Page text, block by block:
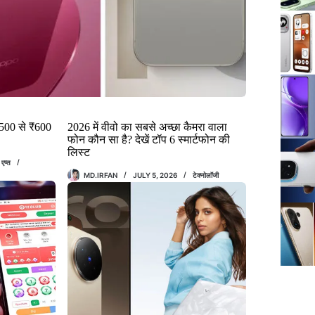
से ₹600
एप्स
2026 में वीवो का सबसे अच्छा कैमरा वाला
फोन कौन सा है? देखें टॉप 6 स्मार्टफोन की
लिस्ट
MD.IRFAN JULY 5, 2026 टेक्नोलॉजी